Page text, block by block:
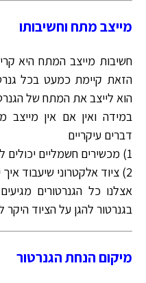
מייצב מתח וחשיבותו
חשיבות מייצב המתח היא
הזאת קיימת כמעט בכל
הוא לייצב את המתח של
במידה ואין אם אין מייצב
דברים עיקריים
1) מכשירים חשמליים יכולים להנזק מאוד.
2) ציוד אלקטרוני שיעבוד איך יהרס אט אט.
אצלנו כל הגנרטורים
בגנרטור להגן על הציוד
מיקום הנחת הגנרטור